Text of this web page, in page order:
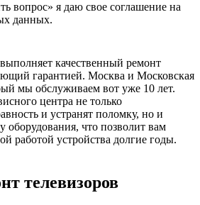
вопрос» я даю свое соглашение на
данных.
качественный ремонт
гарантией. Москва и Московская
мы обслуживаем вот уже 10 лет.
центра не только
и устранят поломку, но и
оборудования, что позволит вам
работой устройства долгие годы.
телевизоров